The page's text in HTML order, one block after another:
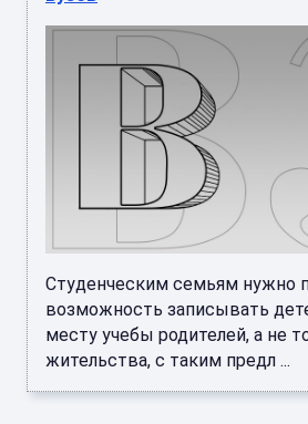
Студенческим семьям нужно
возможность записывать
месту учебы родителей, а не
жительства, с таким предл ...